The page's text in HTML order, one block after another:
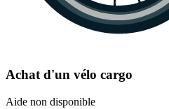
Achat d'un vélo cargo
Aide non disponible